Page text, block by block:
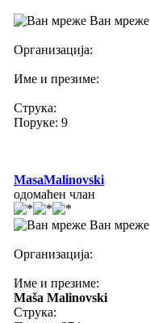
Ван мреже
Организација:
Име и презиме:
Струка:
Поруке: 9
MasaMalinovski
одомаћен члан
Ван мреже
Организација:
Име и презиме:
Maša Malinovski
Струка: